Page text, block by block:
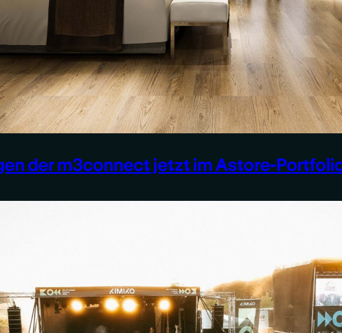
der m3connect jetzt im Astore-